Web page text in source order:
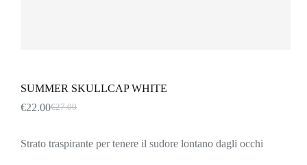
SUMMER SKULLCAP WHITE
€27.00
Il
era:
€22.00Il
è:
Strato traspirante per tenere il sudore lontano dagli occhi